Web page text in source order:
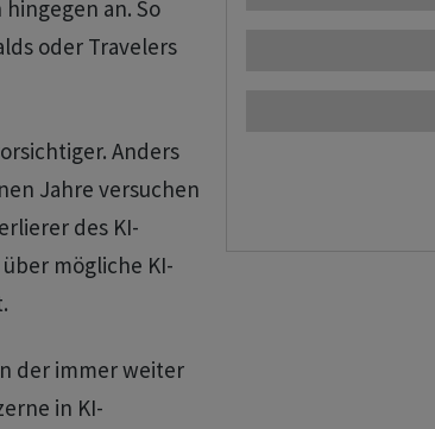
an. So
oder Travelers
Anders
Jahre versuchen
des KI-
mögliche KI-
der immer weiter
in KI-